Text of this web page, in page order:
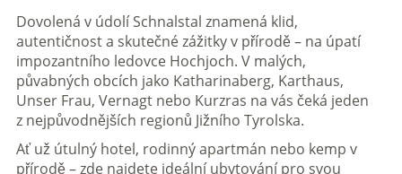
Dovolená v údolí Schnalstal znamená klid,
autentičnost a skutečné zážitky v přírodě – na úpatí
impozantního ledovce Hochjoch. V malých,
půvabných obcích jako Katharinaberg, Karthaus,
Unser Frau, Vernagt nebo Kurzras na vás čeká jeden
z nejpůvodnějších regionů Jižního Tyrolska.
Ať už útulný hotel, rodinný apartmán nebo kemp v
přírodě – zde najdete ideální ubytování pro svou